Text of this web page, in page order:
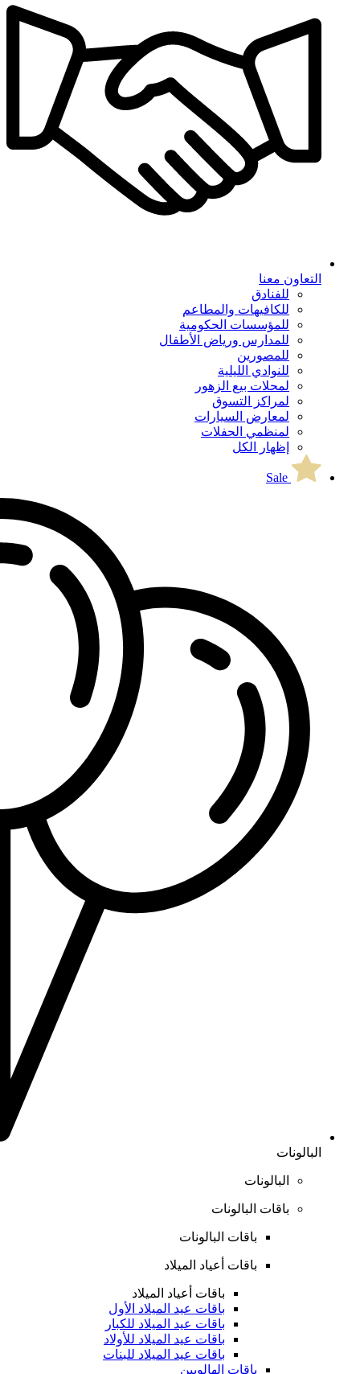
التعاون معنا
للفنادق
للكافيهات والمطاعم
للمؤسسات الحكومية
للمدارس ورياض الأطفال
للمصورين
للنوادي الليلية
لمحلات بيع الزهور
لمراكز التسوق
لمعارض السيارات
لمنظمي الحفلات
إظهار الكل
البالونات
البالونات
باقات البالونات
باقات البالونات
باقات أعياد الميلاد
باقات أعياد الميلاد
باقات عيد الميلاد الأول
باقات عيد الميلاد للكبار
باقات عيد الميلاد للأولاد
باقات عيد الميلاد للبنات
باقات الهالويين